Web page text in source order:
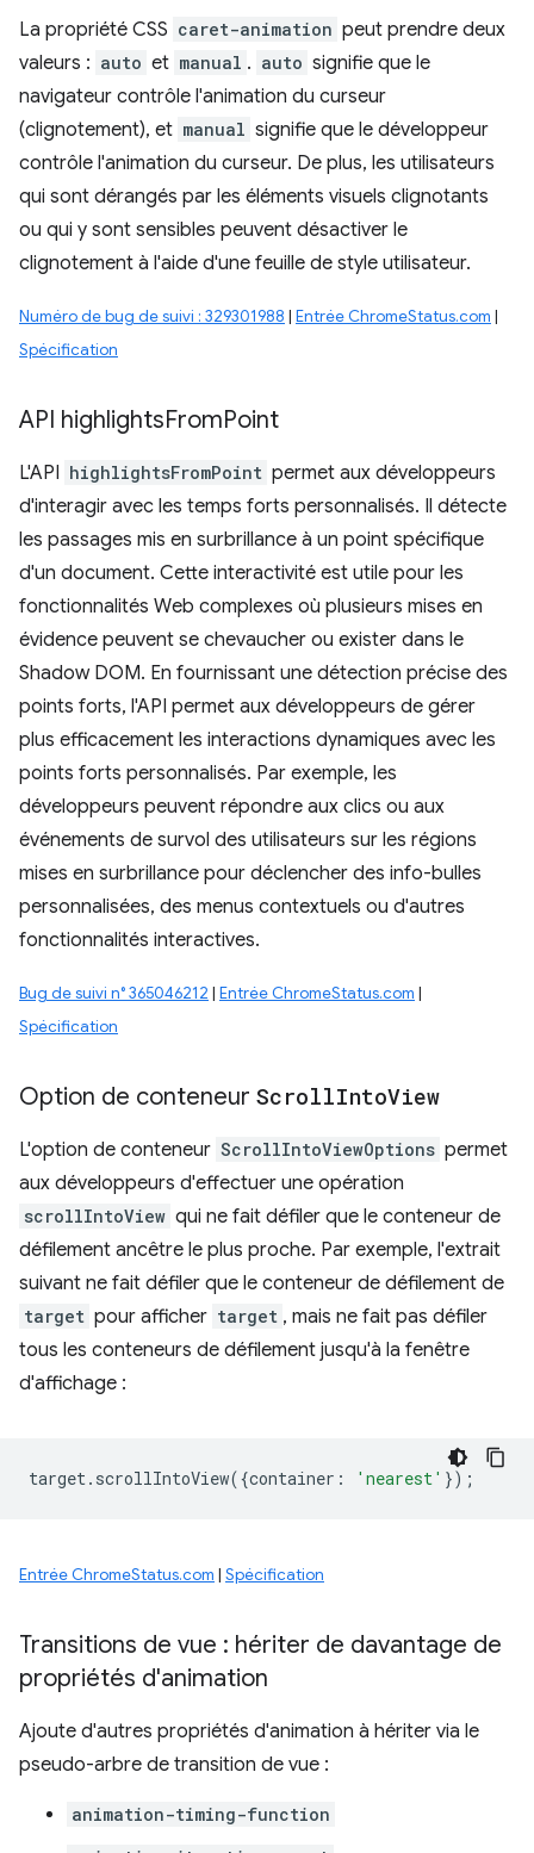
La propriété CSS caret-animation peut prendre deux
valeurs : auto et manual . auto signifie que le
navigateur contrôle l'animation du curseur
(clignotement), et manual signifie que le développeur
contrôle l'animation du curseur. De plus, les utilisateurs
qui sont dérangés par les éléments visuels clignotants
ou qui y sont sensibles peuvent désactiver le
clignotement à l'aide d'une feuille de style utilisateur.
Numéro de bug de suivi : 329301988 | Entrée ChromeStatus.com |
Spécification
API highlightsFromPoint
L'API highlightsFromPoint permet aux développeurs
d'interagir avec les temps forts personnalisés. Il détecte
les passages mis en surbrillance à un point spécifique
d'un document. Cette interactivité est utile pour les
fonctionnalités Web complexes où plusieurs mises en
évidence peuvent se chevaucher ou exister dans le
Shadow DOM. En fournissant une détection précise des
points forts, l'API permet aux développeurs de gérer
plus efficacement les interactions dynamiques avec les
points forts personnalisés. Par exemple, les
développeurs peuvent répondre aux clics ou aux
événements de survol des utilisateurs sur les régions
mises en surbrillance pour déclencher des info-bulles
personnalisées, des menus contextuels ou d'autres
fonctionnalités interactives.
Bug de suivi n° 365046212 | Entrée ChromeStatus.com |
Spécification
Option de conteneur ScrollIntoView
L'option de conteneur ScrollIntoViewOptions permet
aux développeurs d'effectuer une opération
scrollIntoView qui ne fait défiler que le conteneur de
défilement ancêtre le plus proche. Par exemple, l'extrait
suivant ne fait défiler que le conteneur de défilement de
target pour afficher target , mais ne fait pas défiler
tous les conteneurs de défilement jusqu'à la fenêtre
d'affichage :
target. scrollIntoView({container : 'nearest' });
Entrée ChromeStatus.com | Spécification
Transitions de vue : hériter de davantage de
propriétés d'animation
Ajoute d'autres propriétés d'animation à hériter via le
pseudo-arbre de transition de vue :
animation-timing-function